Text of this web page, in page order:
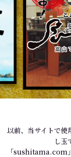
以前、当サイトで
し玉
「sushitama.com